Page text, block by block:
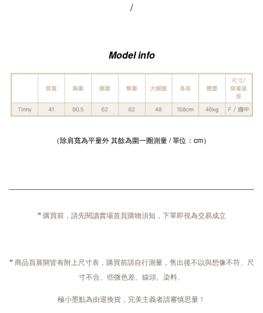
/
Model info
（除肩寬為平量外 其餘為圍一圈測量 / 單位：cm）
❞ 購買前，請先閱讀賣場首頁購物須知，下單即視為交易成立
❞ 商品頁展開皆有附上尺寸表，購買前請自行測量，售出後不以與想像不符、尺
寸不合、些微色差、線頭、染料、
極小墨點為由退換貨，完美主義者請審慎思量！